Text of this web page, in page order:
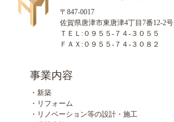
〒847-0017
佐賀県唐津市東唐津4丁目7番12-2号
ＴＥＬ:０９５５-７４-３０５５
ＦＡＸ:０９５５-７４-３０８２
事業内容
・新築
・リフォーム
・リノベーション等の設計・施工